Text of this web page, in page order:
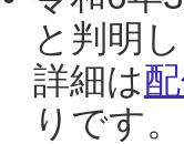
と判明
詳細は
りです